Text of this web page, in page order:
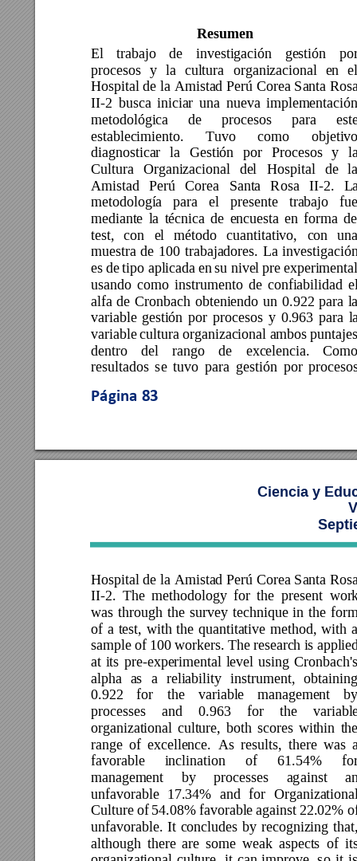
Página 83
Resumen
El trabajo de investigación gestión
procesos y la cultura organizacional en
Hospital de la Amistad Perú Corea Santa
II-2 busca iniciar una nueva
metodológica
de procesos para
establecimiento.
Tuvo como
diagnosticar la Gestión por Procesos y
Cultura Organizacional del Hospital de
Amistad Perú Corea Santa Rosa II-2.
metodología
para el presente trabajo
mediante la técnica de encuesta en forma de
test, con el método cuantitativo, con
muestra de 100 trabajadores. La
es de tipo aplicada en su nivel pre
usando como instrumento de confiabilidad
alfa de Cronbach obteniendo un 0.922 para
variable gestión por procesos y 0.963 para
variable cultura organizacional ambos puntaje
dentro
del rango de excelencia.
resultados se tuvo para gestión por
Ciencia y
Hospital de la Amistad Perú Corea Santa
II-2. The methodology for the present wor
was through the survey technique in the
of a test, with the quantitative method, with
sample of 100 workers. The research is a
at its pre-experimental level using
alpha as a reliability instrument,
0.922
for the variable management
processes
and 0.963 for the
organizational culture, both scores within
range of excellence. As results, there was
favorable
inclination of 61.54%
management
by processes against
unfavorable 17.34% and for
Culture of 54.08% favorable against 22.02%
unfavorable. It concludes by recognizing
although there are some weak aspects of